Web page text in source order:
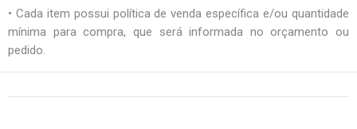
• Cada item possui política de venda específica e/ou quantidade
mínima para compra, que será informada no orçamento ou
pedido.